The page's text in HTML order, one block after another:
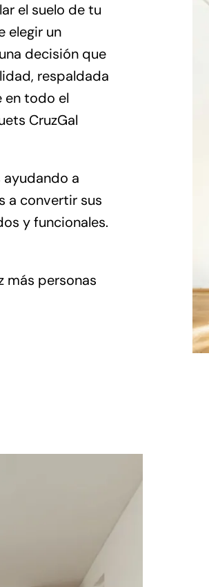
el suelo de tu
elegir un
decisión que
respaldada
en todo el
CruzGal
ayudando a
a convertir sus
y funcionales.
más personas